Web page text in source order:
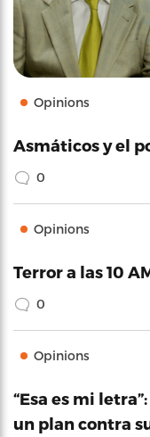
Opinions
Asmáticos y el
0
Opinions
Terror a las 10
0
Opinions
“Esa es mi
un plan contra